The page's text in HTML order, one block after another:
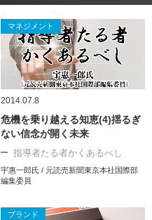
マネジメント
2014.07.8
危機を乗り越える知恵(4)揺るぎ
ない信念が開く未来
指導者たる者かくあるべし
宇惠一郎氏 / 元読売新聞東京本社国際部
編集委員
ブランド